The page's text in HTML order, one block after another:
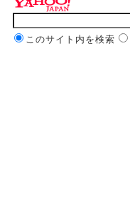
このサイト内を検索